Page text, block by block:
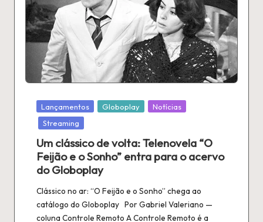
Publicado
em
Lançamentos Globoplay
Notícias
Streaming
Um clássico de volta: Telenovela “O
Feijão e o Sonho” entra para o acervo
do Globoplay
Clássico no ar: “O Feijão e o Sonho” chega ao
catálogo do Globoplay Por Gabriel Valeriano —
coluna Controle Remoto A Controle Remoto é a